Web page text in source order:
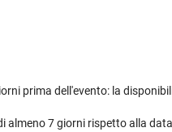
prima dell'evento: la
almeno 7 giorni rispetto alla